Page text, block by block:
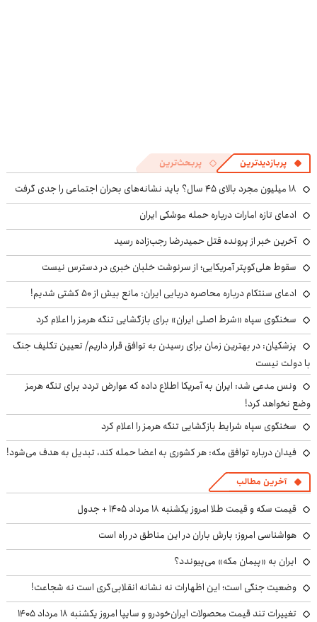
پربازدیدترین پربحث‌ترین
۱۸ میلیون مجرد بالای ۴۵ سال؟ باید نشانه‌های بحران اجتماعی را جدی گرفت
ادعای تازه امارات درباره حمله موشکی ایران
آخرین خبر از پرونده قتل حمیدرضا رجب‌زاده رسید
سقوط هلی‌کوپتر آمریکایی؛ از سرنوشت خلبان خبری در دسترس نیست
ادعای سنتکام درباره محاصره دریایی ایران: مانع بیش از ۵۰ کشتی شدیم!
سخنگوی سپاه «شرط اصلی ایران» برای بازگشایی تنگه هرمز را اعلام کرد
پزشکیان‌: در بهترین زمان برای رسیدن به توافق قرار داریم/ تعیین تکلیف جنگ
با دولت نیست
ونس مدعی شد: ایران به آمریکا اطلاع داده که عوارض تردد برای تنگه هرمز
وضع نخواهد کرد!
سخنگوی سپاه شرایط بازگشایی تنگه هرمز را اعلام کرد
فیدان درباره توافق مکه: هر کشوری به اعضا حمله کند، تبدیل به هدف می‌شود!
آخرین مطالب
قیمت سکه و قیمت طلا امروز یکشنبه ۱۸ مرداد ۱۴۰۵ + جدول
هواشناسی امروز: بارش باران در این مناطق در راه است
ایران به «پیمان مکه» می‌پیوندد؟
وضعیت جنگی است؛ این اظهارات نه نشانه انقلابی‌گری است نه شجاعت!
تغییرات تند قیمت محصولات ایران‌خودرو و سایپا امروز یکشنبه ۱۸ مرداد ۱۴۰۵